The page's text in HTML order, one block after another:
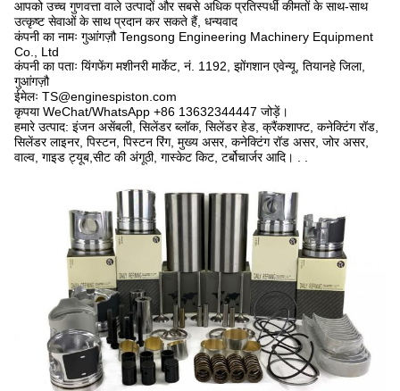
आपको उच्च गुणवत्ता वाले उत्पादों और सबसे अधिक प्रतिस्पर्धी कीमतों के साथ-साथ
उत्कृष्ट सेवाओं के साथ प्रदान कर सकते हैं, धन्यवाद
कंपनी का नामः गुआंगज़ौ Tengsong Engineering Machinery Equipment
Co., Ltd
कंपनी का पताः यिंगफेंग मशीनरी मार्केट, नं. 1192, झोंगशान एवेन्यू, तियानहे जिला,
गुआंगज़ौ
ईमेलः TS@enginespiston.com
कृपया WeChat/WhatsApp +86 13632344447 जोड़ें।
हमारे उत्पाद: इंजन असेंबली, सिलेंडर ब्लॉक, सिलेंडर हेड, क्रैंकशाफ्ट, कनेक्टिंग रॉड,
सिलेंडर लाइनर, पिस्टन, पिस्टन रिंग, मुख्य असर, कनेक्टिंग रॉड असर, जोर असर,
वाल्व, गाइड ट्यूब,सीट की अंगूठी, गास्केट किट, टर्बोचार्जर आदि। . .